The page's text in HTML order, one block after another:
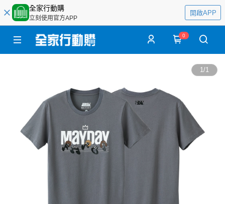
全家行動購
立刻使用官方APP
開啟APP
0
1/1